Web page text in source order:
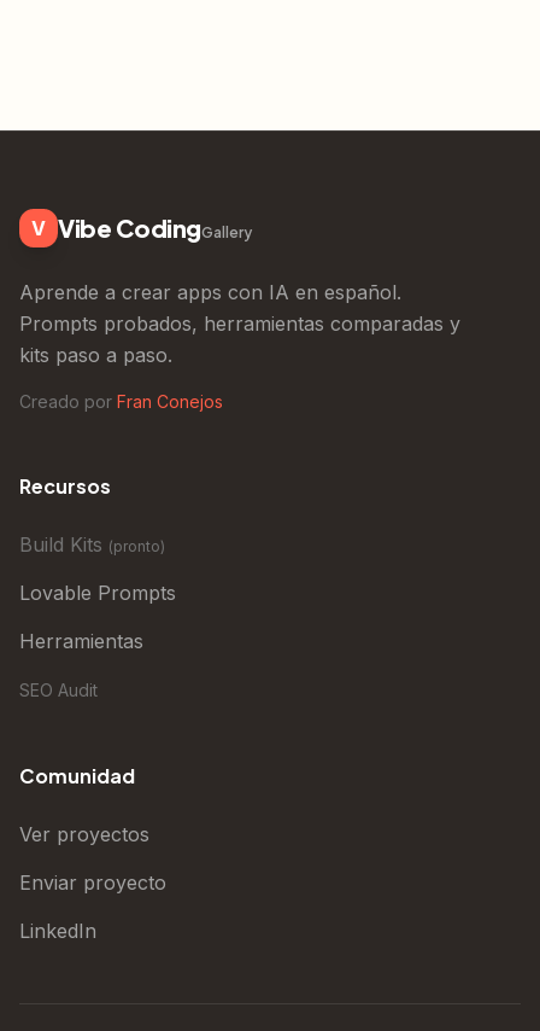
V Vibe CodingGallery
Aprende a crear apps con IA en español.
Prompts probados, herramientas comparadas y
kits paso a paso.
Creado por Fran Conejos
Recursos
Build Kits (pronto)
Lovable Prompts
Herramientas
SEO Audit
Comunidad
Ver proyectos
Enviar proyecto
LinkedIn